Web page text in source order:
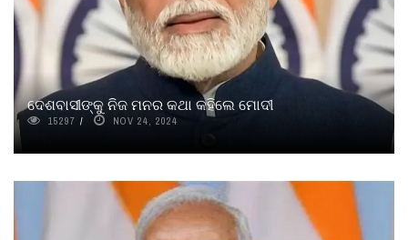
ଦେଶବାସୀଙ୍କୁ ନିଜ ମନର କଥା କହିଲେ ମୋଦୀ
15297 NOV 24, 2024